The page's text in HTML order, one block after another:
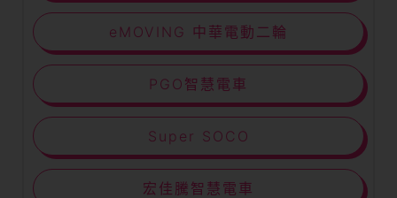
eMOVING 中華電動二輪
PGO智慧電車
Super SOCO
宏佳騰智慧電車